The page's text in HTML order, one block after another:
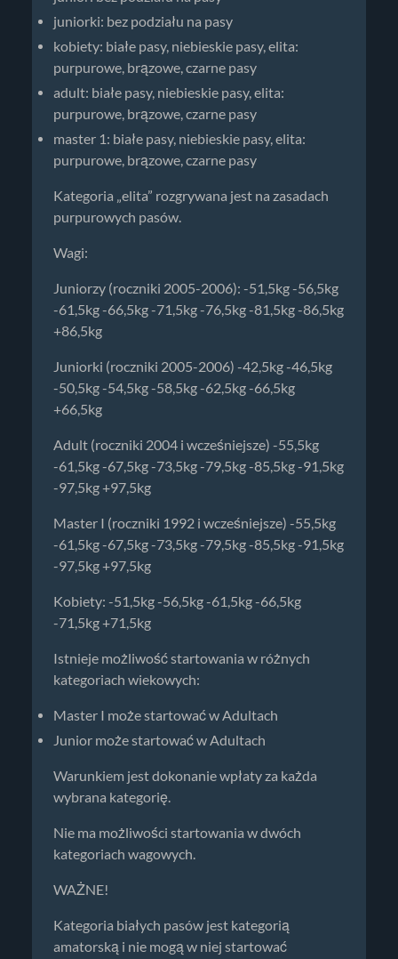
juniorki: bez podziału na pasy
kobiety: białe pasy, niebieskie pasy, elita:
purpurowe, brązowe, czarne pasy
adult: białe pasy, niebieskie pasy, elita:
purpurowe, brązowe, czarne pasy
master 1: białe pasy, niebieskie pasy, elita:
purpurowe, brązowe, czarne pasy
Kategoria „elita” rozgrywana jest na zasadach
purpurowych pasów.
Wagi:
Juniorzy (roczniki 2005-2006): -51,5kg -56,5kg
-61,5kg -66,5kg -71,5kg -76,5kg -81,5kg -86,5kg
+86,5kg
Juniorki (roczniki 2005-2006) -42,5kg -46,5kg
-50,5kg -54,5kg -58,5kg -62,5kg -66,5kg
+66,5kg
Adult (roczniki 2004 i wcześniejsze) -55,5kg
-61,5kg -67,5kg -73,5kg -79,5kg -85,5kg -91,5kg
-97,5kg +97,5kg
Master I (roczniki 1992 i wcześniejsze) -55,5kg
-61,5kg -67,5kg -73,5kg -79,5kg -85,5kg -91,5kg
-97,5kg +97,5kg
Kobiety: -51,5kg -56,5kg -61,5kg -66,5kg
-71,5kg +71,5kg
Istnieje możliwość startowania w różnych
kategoriach wiekowych:
Master I może startować w Adultach
Junior może startować w Adultach
Warunkiem jest dokonanie wpłaty za każda
wybrana kategorię.
Nie ma możliwości startowania w dwóch
kategoriach wagowych.
WAŻNE!
Kategoria białych pasów jest kategorią
amatorską i nie mogą w niej startować